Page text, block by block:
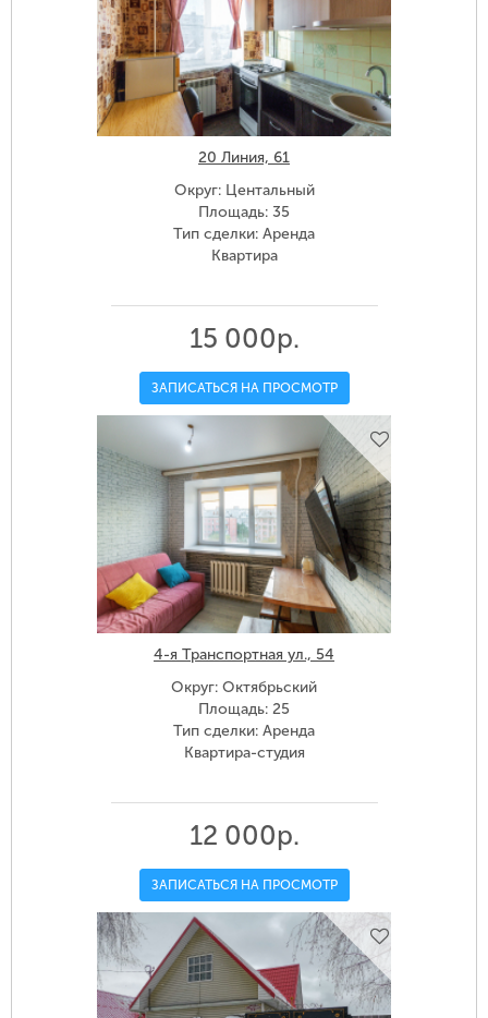
20 Линия, 61
Округ: Центальный
Площадь: 35
Тип сделки: Аренда
Квартира
15 000р.
ЗАПИСАТЬСЯ НА ПРОСМОТР
4-я Транспортная ул., 54
Округ: Октябрьский
Площадь: 25
Тип сделки: Аренда
Квартира-студия
12 000р.
ЗАПИСАТЬСЯ НА ПРОСМОТР